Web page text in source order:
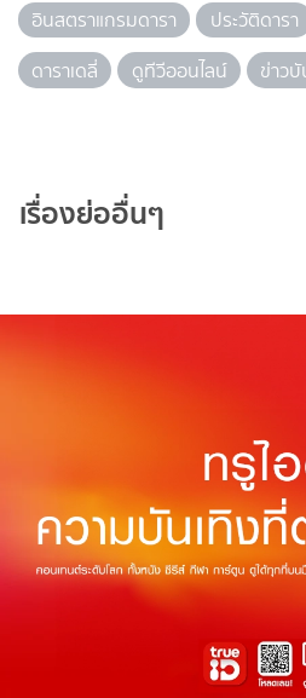
อินสตราแกรมดารา
ประวัติดารา
ดาราเดลี่
ดูทีวีออนไลน์ ข่าว
เรื่องย่ออื่นๆ